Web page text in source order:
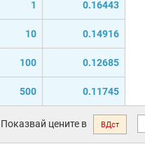
1 0.16443
10 0.14916
100 0.12685
500 0.11745
Показвай цените в ВДст